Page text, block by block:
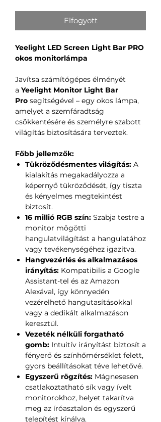
Elfogyott
Yeelight LED Screen Light Bar PRO
okos monitorlámpa
Javítsa számítógépes élményét
a Yeelight Monitor Light Bar
Pro segítségével – egy okos lámpa,
amelyet a szemfáradtság
csökkentésére és személyre szabott
világítás biztosítására terveztek.
Főbb jellemzők:
Tükröződésmentes világítás: A
kialakítás megakadályozza a
képernyő tükröződését, így tiszta
és kényelmes megtekintést
biztosít.
16 millió RGB szín: Szabja testre a
monitor mögötti
hangulatvilágítást a hangulatához
vagy tevékenységéhez igazítva.
Hangvezérlés és alkalmazásos
irányítás: Kompatibilis a Google
Assistant-tel és az Amazon
Alexával, így könnyedén
vezérelhető hangutasításokkal
vagy a dedikált alkalmazáson
keresztül.
Vezeték nélküli forgatható
gomb: Intuitív irányítást biztosít a
fényerő és színhőmérséklet felett,
gyors beállításokat téve lehetővé.
Egyszerű rögzítés: Mágnesesen
csatlakoztatható sík vagy ívelt
monitorokhoz, helyet takarítva
meg az íróasztalon és egyszerű
telepítést kínálva.